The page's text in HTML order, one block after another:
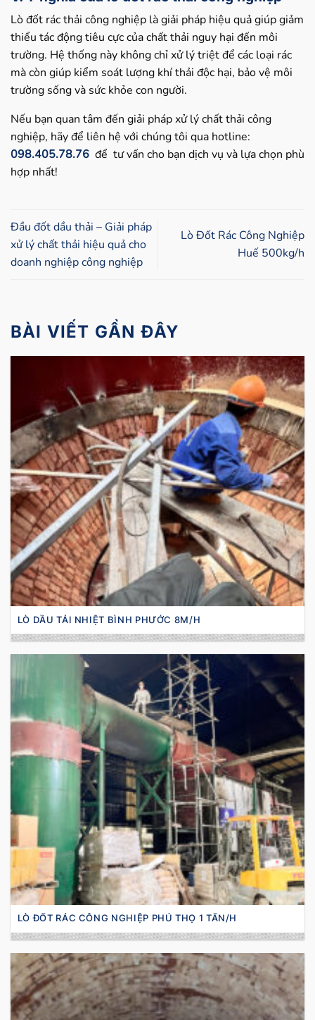
Lò đốt rác thải công nghiệp là giải pháp hiệu quả giúp giảm
thiểu tác động tiêu cực của chất thải nguy hại đến môi
trường. Hệ thống này không chỉ xử lý triệt để các loại rác
mà còn giúp kiểm soát lượng khí thải độc hại, bảo vệ môi
trường sống và sức khỏe con người.
Nếu bạn quan tâm đến giải pháp xử lý chất thải công
nghiệp, hãy để liên hệ với chúng tôi qua hotline:
098.405.78.76 để tư vấn cho bạn dịch vụ và lựa chọn phù
hợp nhất!
Đầu đốt dầu thải – Giải pháp
xử lý chất thải hiệu quả cho
doanh nghiệp công nghiệp
Lò Đốt Rác Công Nghiệp
Huế 500kg/h
BÀI VIẾT GẦN ĐÂY
LÒ DẦU TẢI NHIỆT BÌNH PHƯỚC 8M/H
LÒ ĐỐT RÁC CÔNG NGHIỆP PHÚ THỌ 1 TẤN/H